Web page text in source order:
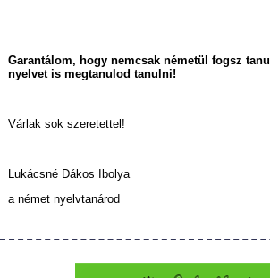
Garantálom, hogy nemcsak németül fogsz
nyelvet is megtanulod tanulni!
Várlak sok szeretettel!
Lukácsné Dákos Ibolya
a német nyelvtanárod